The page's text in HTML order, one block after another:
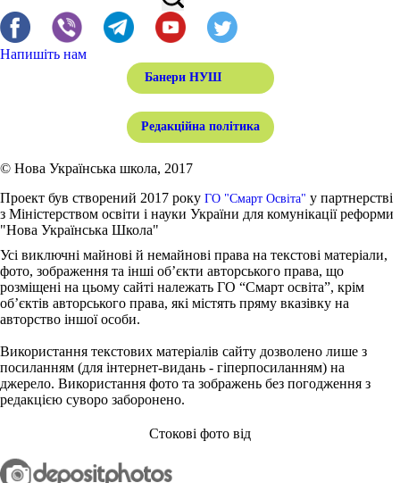
Напишіть нам
Банери НУШ
Редакційна політика
© Нова Українська школа, 2017
Проект був створений 2017 року ГО "Смарт Освіта" у партнерстві
з Міністерством освіти і науки України для комунікації реформи
"Нова Українська Школа"
Усі виключні майнові й немайнові права на текстові матеріали,
фото, зображення та інші об’єкти авторського права, що
розміщені на цьому сайті належать ГО “Смарт освіта”, крім
об’єктів авторського права, які містять пряму вказівку на
авторство іншої особи.
Використання текстових матеріалів сайту дозволено лише з
посиланням (для інтернет-видань - гіперпосиланням) на
джерело. Використання фото та зображень без погодження з
редакцією суворо заборонено.
Стокові фото від